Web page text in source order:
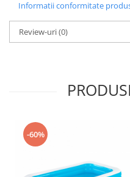
Informatii conformitate
Review-uri(0)
-60%